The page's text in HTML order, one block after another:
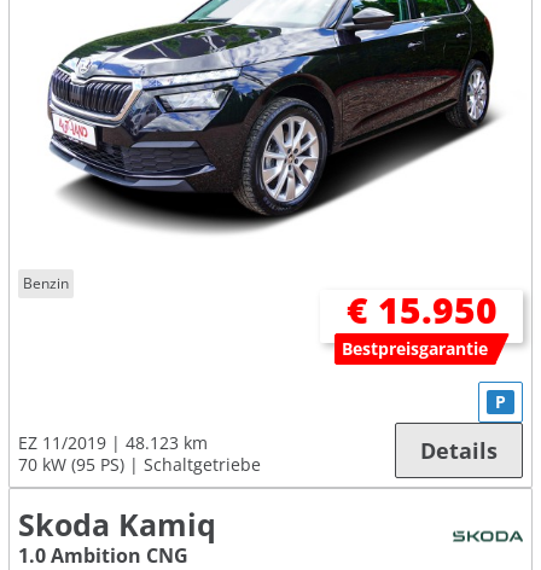
Benzin
€ 15.950
Bestpreisgarantie
EZ 11/2019
48.123 km
70 kW (95 PS)
Schaltgetriebe
P
Details
Skoda Kamiq
1.0 Ambition CNG